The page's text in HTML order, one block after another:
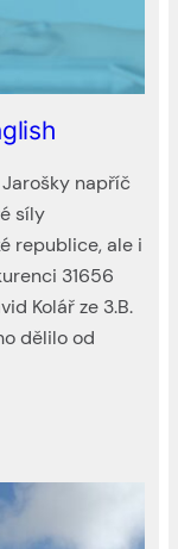
napříč
síly
republice, ale i
31656
Kolář ze 3.B.
dělilo od